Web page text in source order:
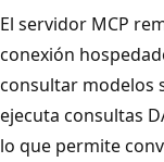
El servidor MCP
conexión
consultar modelos
ejecuta consultas
lo que permite